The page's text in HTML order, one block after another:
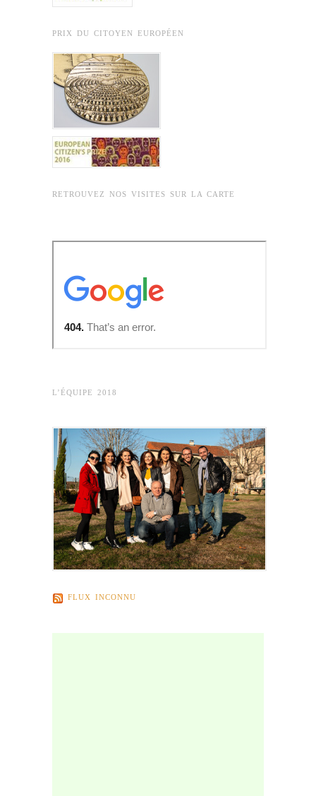
PRIX DU CITOYEN EUROPÉEN
RETROUVEZ NOS VISITES SUR LA CARTE
L’ÉQUIPE 2018
FLUX INCONNU